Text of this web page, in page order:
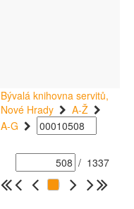
Bývalá knihovna servitů,
Nové Hrady
A-Ž
A-G
/ 1337